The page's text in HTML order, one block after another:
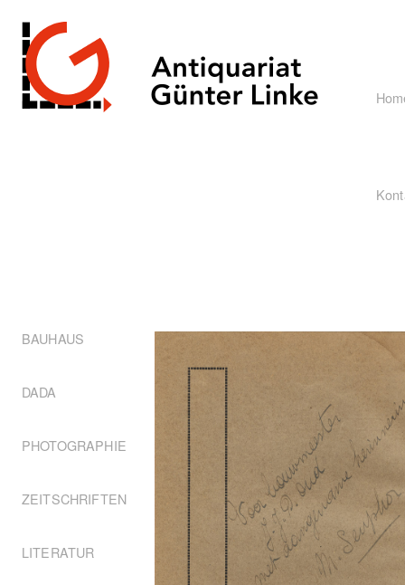
BAUHAUS
DADA
PHOTOGRAPHIE
ZEITSCHRIFTEN
LITERATUR